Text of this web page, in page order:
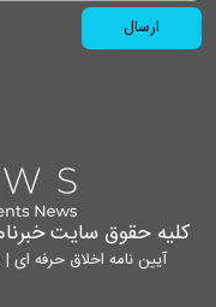
کلیه حقوق سایت
آیین نامه اخلاق حرفه ای |